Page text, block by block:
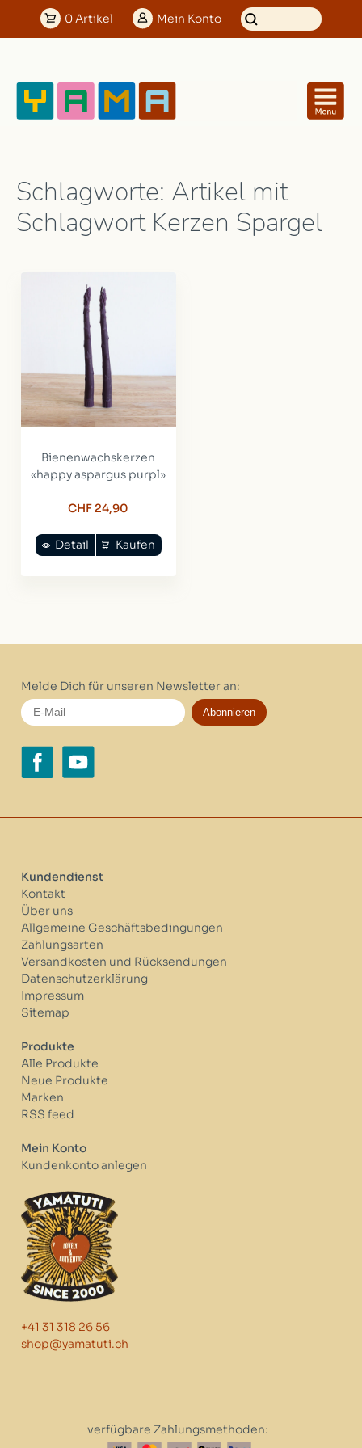
0Artikel Mein Konto
Schlagworte: Artikel mit
Schlagwort Kerzen Spargel
Bienenwachskerzen
«happy aspargus purpl»
CHF 24,90
Kaufen
Detail
Melde Dich für unseren Newsletter an:
Abonnieren
Kundendienst
Kontakt
Über uns
Allgemeine Geschäftsbedingungen
Zahlungsarten
Versandkosten und Rücksendungen
Datenschutzerklärung
Impressum
Sitemap
Produkte
Alle Produkte
Neue Produkte
Marken
RSS feed
Mein Konto
Kundenkonto anlegen
+41 31 318 26 56
shop@yamatuti.ch
verfügbare Zahlungsmethoden: